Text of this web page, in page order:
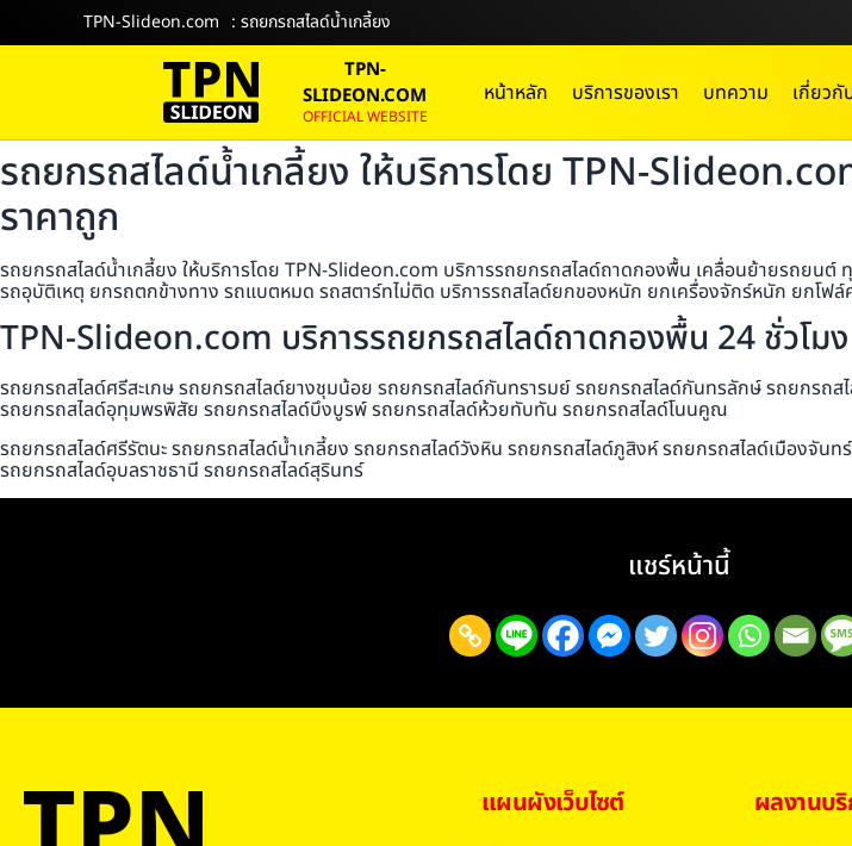
TPN-Slideon.com : รถยกรถสไลด์น้ำเกลี้ยง
TPN-
SLIDEON.COM
OFFICIAL WEBSITE
หน้าหลัก บริการของเรา บทความ เกี่ยวกั
รถยกรถสไลด์น้ำเกลี้ยง ให้บริการโดย TPN-
ราคาถูก
รถยกรถสไลด์น้ำเกลี้ยง ให้บริการโดย TPN-Slideon.com บริการรถยกรถสไลด์ถาดกองพื้น เคลื่อนย้ายรถยน
รถอุบัติเหตุ ยกรถตกข้างทาง รถแบตหมด รถสตาร์ทไม่ติด บริการรถสไลด์ยกของหนัก ยกเครื่องจักร์หนัก ยกโ
TPN-Slideon.com บริการรถยกรถสไลด์ถาดกองพื้น 24 ชั่วโมง
รถยกรถสไลด์ศรีสะเกษ รถยกรถสไลด์ยางชุมน้อย รถยกรถสไลด์กันทรารมย์ รถยกรถสไลด์กันทรลักษ์ รถยกรถ
รถยกรถสไลด์อุทุมพรพิสัย รถยกรถสไลด์บึงบูรพ์ รถยกรถสไลด์ห้วยทับทัน รถยกรถสไลด์โนนคูณ
รถยกรถสไลด์ศรีรัตนะ รถยกรถสไลด์น้ำเกลี้ยง รถยกรถสไลด์วังหิน รถยกรถสไลด์ภูสิงห์ รถยกรถสไลด์เมืองจั
รถยกรถสไลด์อุบลราชธานี รถยกรถสไลด์สุรินทร์
แชร์หน้านี้
แผนผังเว็บไซต์ ผลงานบริ